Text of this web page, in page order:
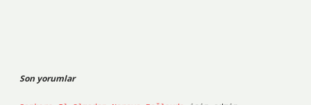
Son yorumlar